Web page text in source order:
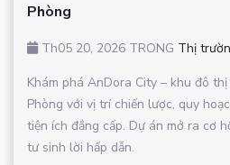
Phòng
Th05 20, 2026 TRONG Thị
Khám phá AnDora City – khu đô
Phòng với vị trí chiến lược, quy
tiện ích đẳng cấp. Dự án mở ra cơ
tư sinh lời hấp dẫn.